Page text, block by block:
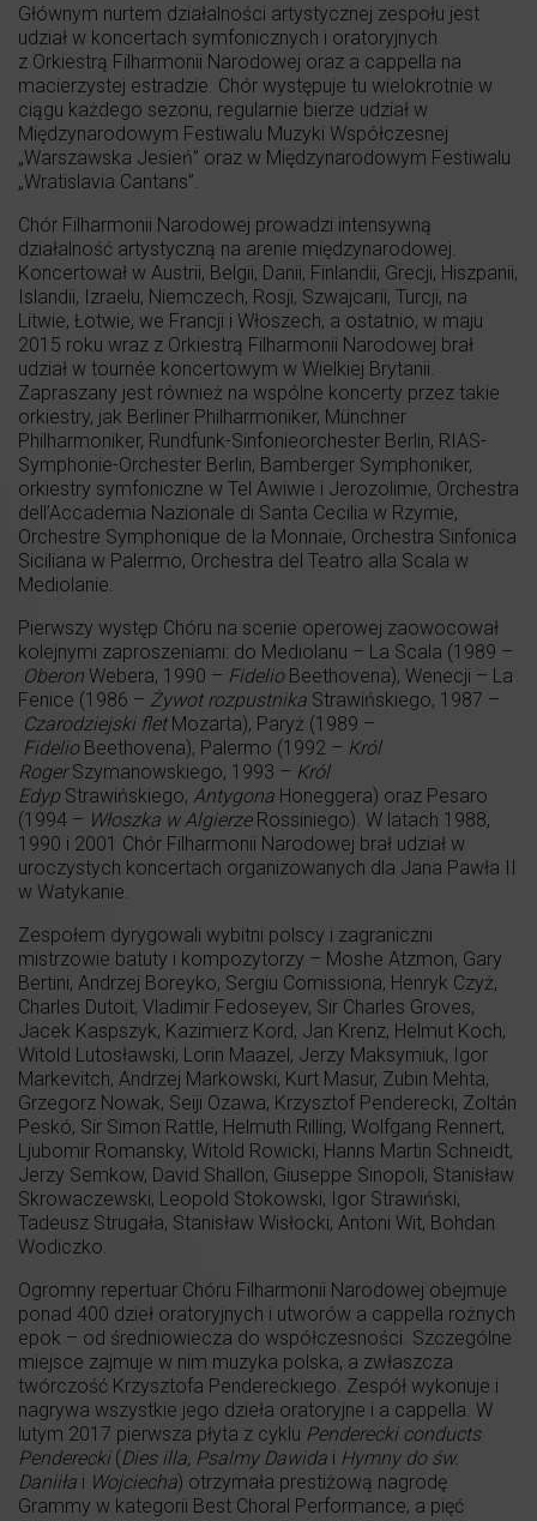
Głównym nurtem działalności artystycznej zespołu jest
udział w koncertach symfonicznych i oratoryjnych
z Orkiestrą Filharmonii Narodowej oraz a cappella na
macierzystej estradzie. Chór występuje tu wielokrotnie w
ciągu każdego sezonu, regularnie bierze udział w
Międzynarodowym Festiwalu Muzyki Współczesnej
„Warszawska Jesień” oraz w Międzynarodowym Festiwalu
„Wratislavia Cantans”.
Chór Filharmonii Narodowej prowadzi intensywną
działalność artystyczną na arenie międzynarodowej.
Koncertował w Austrii, Belgii, Danii, Finlandii, Grecji, Hiszpanii,
Islandii, Izraelu, Niemczech, Rosji, Szwajcarii, Turcji, na
Litwie, Łotwie, we Francji i Włoszech, a ostatnio, w maju
2015 roku wraz z Orkiestrą Filharmonii Narodowej brał
udział w tournée koncertowym w Wielkiej Brytanii.
Zapraszany jest również na wspólne koncerty przez takie
orkiestry, jak Berliner Philharmoniker, Münchner
Philharmoniker, Rundfunk-Sinfonieorchester Berlin, RIAS-
Symphonie-Orchester Berlin, Bamberger Symphoniker,
orkiestry symfoniczne w Tel Awiwie i Jerozolimie, Orchestra
dell’Accademia Nazionale di Santa Cecilia w Rzymie,
Orchestre Symphonique de la Monnaie, Orchestra Sinfonica
Siciliana w Palermo, Orchestra del Teatro alla Scala w
Mediolanie.
Pierwszy występ Chóru na scenie operowej zaowocował
kolejnymi zaproszeniami: do Mediolanu – La Scala (1989 –
Oberon Webera, 1990 – FidelioBeethovena), Wenecji – La
Fenice (1986 – Żywot rozpustnika Strawińskiego, 1987 –
Czarodziejski fletMozarta), Paryż (1989 –
FidelioBeethovena), Palermo (1992 – Król
RogerSzymanowskiego, 1993 – Król
Edyp Strawińskiego, Antygona Honeggera) oraz Pesaro
(1994 – Włoszka w AlgierzeRossiniego). W latach 1988,
1990 i 2001 Chór Filharmonii Narodowej brał udział w
uroczystych koncertach organizowanych dla Jana Pawła II
w Watykanie.
Zespołem dyrygowali wybitni polscy i zagraniczni
mistrzowie batuty i kompozytorzy – Moshe Atzmon, Gary
Bertini, Andrzej Boreyko, Sergiu Comissiona, Henryk Czyż,
Charles Dutoit, Vladimir Fedoseyev, Sir Charles Groves,
Jacek Kaspszyk, Kazimierz Kord, Jan Krenz, Helmut Koch,
Witold Lutosławski, Lorin Maazel, Jerzy Maksymiuk, Igor
Markevitch, Andrzej Markowski, Kurt Masur, Zubin Mehta,
Grzegorz Nowak, Seiji Ozawa, Krzysztof Penderecki, Zoltán
Peskó, Sir Simon Rattle, Helmuth Rilling, Wolfgang Rennert,
Ljubomir Romansky, Witold Rowicki, Hanns Martin Schneidt,
Jerzy Semkow, David Shallon, Giuseppe Sinopoli, Stanisław
Skrowaczewski, Leopold Stokowski, Igor Strawiński,
Tadeusz Strugała, Stanisław Wisłocki, Antoni Wit, Bohdan
Wodiczko.
Ogromny repertuar Chóru Filharmonii Narodowej obejmuje
ponad 400 dzieł oratoryjnych i utworów a cappella rożnych
epok – od średniowiecza do współczesności. Szczególne
miejsce zajmuje w nim muzyka polska, a zwłaszcza
twórczość Krzysztofa Pendereckiego. Zespół wykonuje i
nagrywa wszystkie jego dzieła oratoryjne i a cappella. W
lutym 2017 pierwsza płyta z cyklu Penderecki conducts
Penderecki(Dies illa, Psalmy Dawida i Hymny do św.
Daniiła i Wojciecha) otrzymała prestiżową nagrodę
Grammy w kategorii Best Choral Performance, a pięć